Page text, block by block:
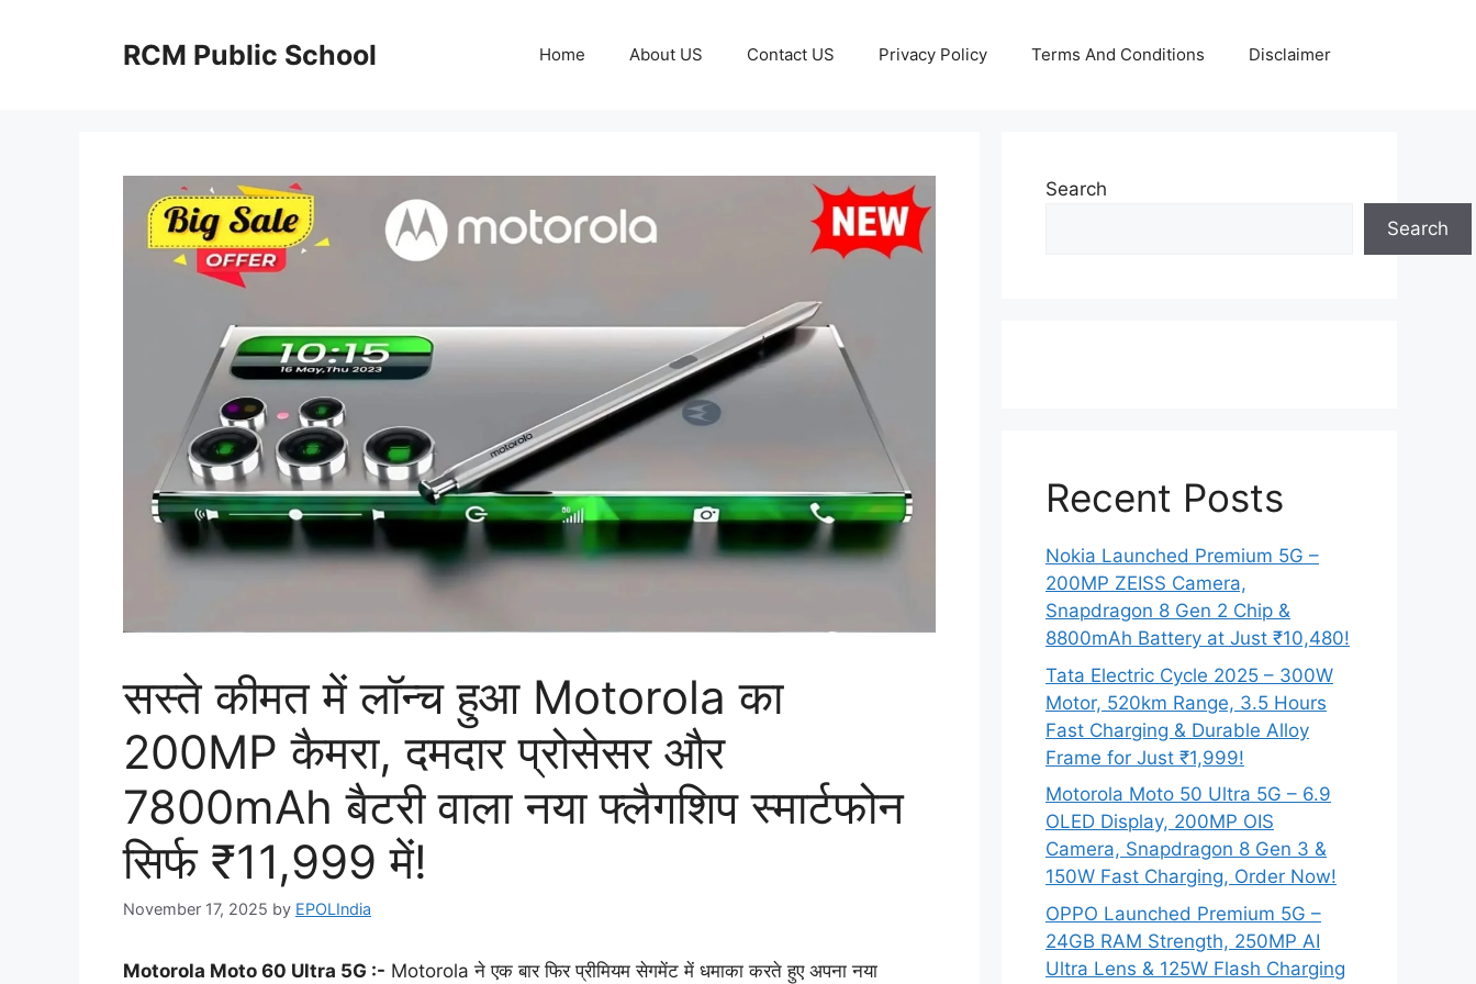
RCM Public School Home About US Contact US Privacy Policy Terms And Conditions Disclaimer
सस्ते कीमत में लॉन्च हुआ Motorola का
200MP कैमरा, दमदार प्रोसेसर और
7800mAh बैटरी वाला नया फ्लैगशिप स्मार्टफोन
सिर्फ ₹11,999 में!
November 17, 2025 by EPOLIndia
Motorola Moto 60 Ultra 5G :- Motorola ने एक बार फिर प्रीमियम सेगमेंट में धमाका करते हुए अपना नया
Search
Search
Recent Posts
Nokia Launched Premium 5G –
200MP ZEISS Camera,
Snapdragon 8 Gen 2 Chip &
8800mAh Battery at Just ₹10,480!
Tata Electric Cycle 2025 – 300W
Motor, 520km Range, 3.5 Hours
Fast Charging & Durable Alloy
Frame for Just ₹1,999!
Motorola Moto 50 Ultra 5G – 6.9
OLED Display, 200MP OIS
Camera, Snapdragon 8 Gen 3 &
150W Fast Charging, Order Now!
OPPO Launched Premium 5G –
24GB RAM Strength, 250MP AI
Ultra Lens & 125W Flash Charging